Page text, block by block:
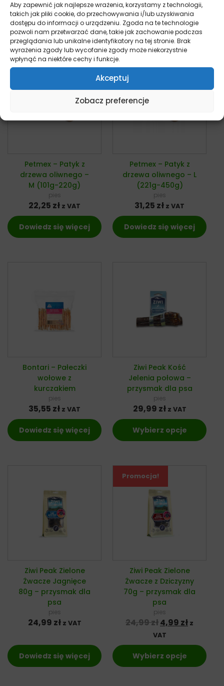
Aby zapewnić jak najlepsze wrażenia, korzystamy z technologii,
takich jak pliki cookie, do przechowywania i/lub uzyskiwania
dostępu do informacji o urządzeniu. Zgoda na te technologie
pozwoli nam przetwarzać dane, takie jak zachowanie podczas
przeglądania lub unikalne identyfikatory na tej stronie. Brak
wyrażenia zgody lub wycofanie zgody może niekorzystnie
wpłynąć na niektóre cechy i funkcje.
Akceptuj
Zobacz preferencje
z VAT
Dowiedz się więcej
z VAT
Dowiedz się więcej
Petmex – Patyk z
drzewa oliwnego –
M (101g-220g)
pies
22,25 zł z VAT
Dowiedz się więcej
Petmex – Patyk z
drzewa oliwnego – L
(221g-450g)
pies
31,25 zł z VAT
Dowiedz się więcej
Bontari – Pałeczki
wołowe z
kurczakiem
pies
35,55 zł z VAT
Dowiedz się więcej
Ziwi Peak Kość
Jelenia połowa –
przysmak dla psa
pies
29,99 zł z VAT
Wybierz opcje
Ziwi Peak Zielone
Żwacze Jagnięce
80g – przysmak dla
psa
pies
24,99 zł z VAT
Dowiedz się więcej
Promocja!
Ziwi Peak Zielone
Żwacze z Dziczyzny
70g – przysmak dla
psa
pies
24,99złPierwotna
4,99 zł z
VAT
Wybierz opcje